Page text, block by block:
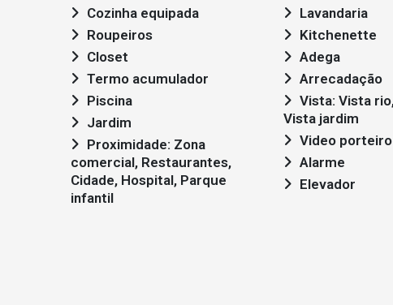
Cozinha equipada
Roupeiros
Closet
Termo acumulador
Piscina
Jardim
comercial, Restaurantes,
Cidade, Hospital, Parque
infantil
Lavandaria
Kitchenette
Adega
Arrecadação
Vista jardim
Video porteiro
Alarme
Elevador